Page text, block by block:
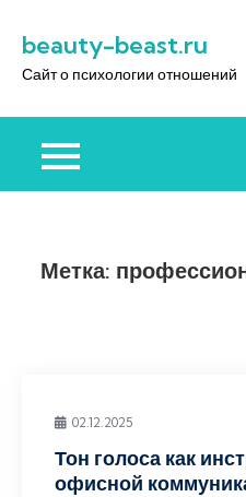
содержимому
beauty-beast.ru
Сайт о психологии отношений
Метка:
02.12.2025
Тон голоса как
офисной